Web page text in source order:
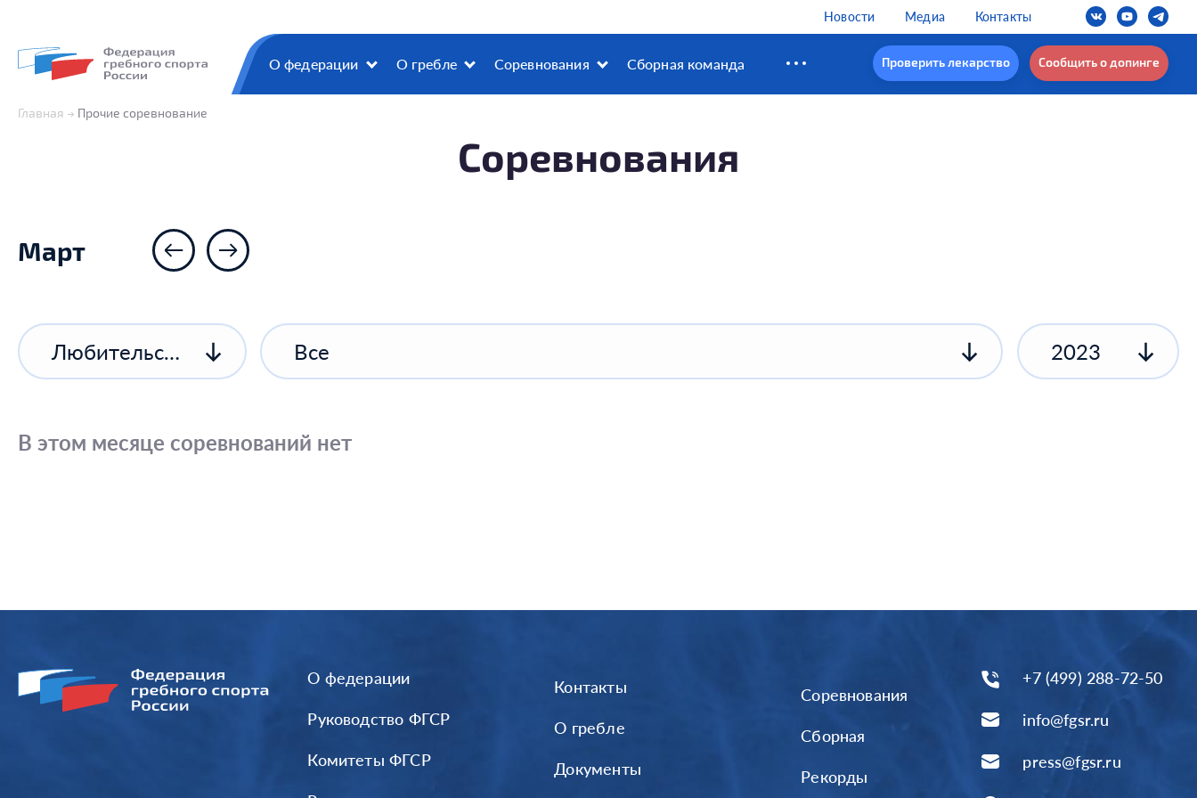
Новости Медиа Контакты
О федерации О гребле Соревнования Сборная команда Проверить лекарство Сообщить о допинге
Главная Прочие соревнование
Соревнования
Март
Любительские соревнования Все 2023
В этом месяце соревнований нет
О федерации
Руководство ФГСР
Комитеты ФГСР
Контакты
О гребле
Документы
Соревнования
Сборная
Рекорды
+7 (499) 288-72-50
info@fgsr.ru
press@fgsr.ru